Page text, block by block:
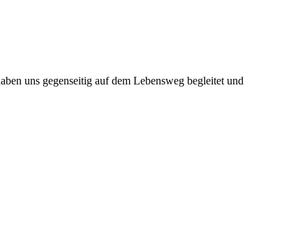
uns gegenseitig auf dem Lebensweg begleitet und